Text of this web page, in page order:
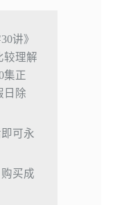
讲》
较理解
集正
日除
可永
买成